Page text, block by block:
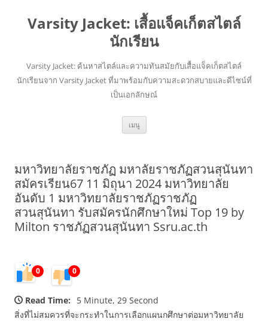
Varsity Jacket: เสื้อแจ็คเก็ตสไตล์
นักเรียน
Varsity Jacket: ค้นหาสไตล์และความทันสมัยกับเสื้อแจ็คเก็ตสไตล์
นักเรียนจาก Varsity Jacket ที่มาพร้อมกับความสะดวกสบายและดีไซน์ที่
เป็นเอกลักษณ์
เมนู ข้าม
ยัง
มหาวิทยาลัยราชภัฏ มหาลัยราชภัฏสวนสุนันทา
สมัครเรียน67 11 มิถุนา 2024 มหาวิทยาลัย
อันดับ 1 มหาวิทยาลัยราชภัฏราชภัฏ
สวนสุนันทา รับสมัครนักศึกษาใหม่ Top 19 by
Milton ราชภัฏสวนสุนันทา Ssru.ac.th
0 0
Read Time:
5 Minute, 29 Second
สิ่งที่ไม่สมควรที่จะกระทำในการเลือกแผนกศึกษาต่อมหาวิทยาลัย